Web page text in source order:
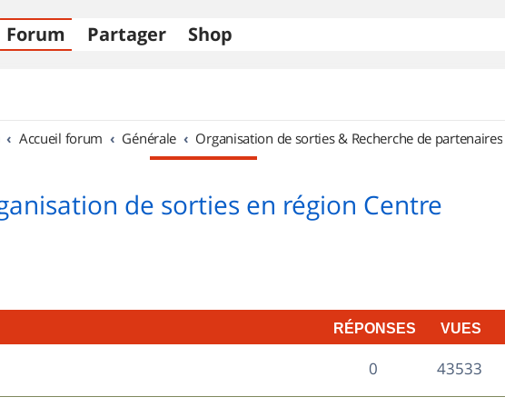
Forum Partager Shop
Accueil forum Générale Organisation de sorties & Recherche de partenaires
de sorties en région Centre
RÉPONSES VUES
0R
é
43533V
u